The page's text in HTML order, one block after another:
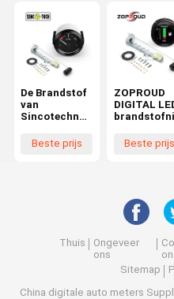
De Brandstof
van
Sincotechnol
Vlottermaat
Beste prijs
ZOPROUD
DIGITAL
nt 12V/24V
Beste prijs
Thuis
Ongeveer
ons
Sitemap
China digitale auto meters